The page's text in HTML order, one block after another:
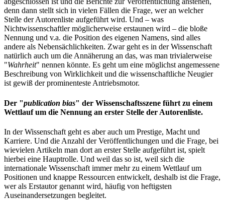
denn dann stellt sich in vielen Fällen die Frage, wer an welcher
Stelle der Autorenliste aufgeführt wird. Und – was
Nichtwissenschaftler möglicherweise erstaunen wird – die bloße
Nennung und v.a. die Position des eigenen Namens, sind alles
andere als Nebensächlichkeiten. Zwar geht es in der Wissenschaft
natürlich auch um die Annäherung an das, was man trivialerweise
"Wahrheit" nennen könnte. Es geht um eine möglichst angemessene
Beschreibung von Wirklichkeit und die wissenschaftliche Neugier
ist gewiß der prominenteste Antriebsmotor.
Der "publication bias" der Wissenschaftsszene führt zu einem
Wettlauf um die Nennung an erster Stelle der Autorenliste.
In der Wissenschaft geht es aber auch um Prestige, Macht und
Karriere. Und die Anzahl der Veröffentlichungen und die Frage, bei
wievielen Artikeln man dort an erster Stelle aufgeführt ist, spielt
hierbei eine Hauptrolle. Und weil das so ist, weil sich die
internationale Wissenschaft immer mehr zu einem Wettlauf um
Positionen und knappe Ressourcen entwickelt, deshalb ist die Frage,
wer als Erstautor genannt wird, häufig von heftigsten
Auseinandersetzungen begleitet.